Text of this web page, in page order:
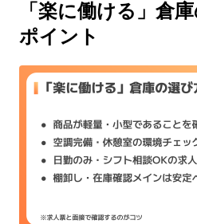
「楽に働ける」倉
ポイント